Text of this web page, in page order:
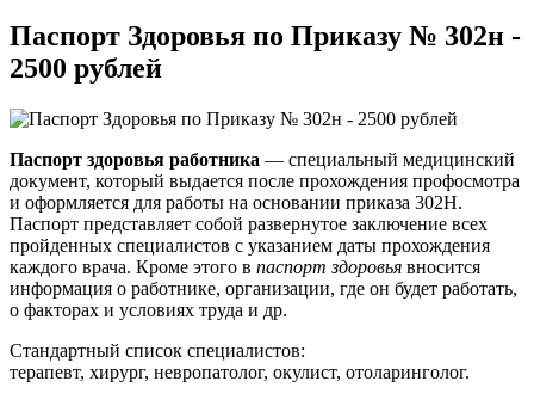
Паспорт Здоровья по Приказу № 302н -
2500 рублей
Паспорт здоровья работника — специальный медицинский
документ, который выдается после прохождения профосмотра
и оформляется для работы на основании приказа 302Н.
Паспорт представляет собой развернутое заключение всех
пройденных специалистов с указанием даты прохождения
каждого врача. Кроме этого в паспорт здоровья вносится
информация о работнике, организации, где он будет работать,
о факторах и условиях труда и др.
Стандартный список специалистов:
терапевт, хирург, невропатолог, окулист, отоларинголог.